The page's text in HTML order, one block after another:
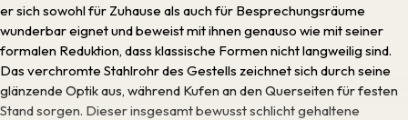
er sich sowohl für Zuhause als auch für Besprechungsräume
wunderbar eignet und beweist mit ihnen genauso wie mit seiner
formalen Reduktion, dass klassische Formen nicht langweilig sind.
Das verchromte Stahlrohr des Gestells zeichnet sich durch seine
glänzende Optik aus, während Kufen an den Querseiten für festen
Stand sorgen. Dieser insgesamt bewusst schlicht gehaltene